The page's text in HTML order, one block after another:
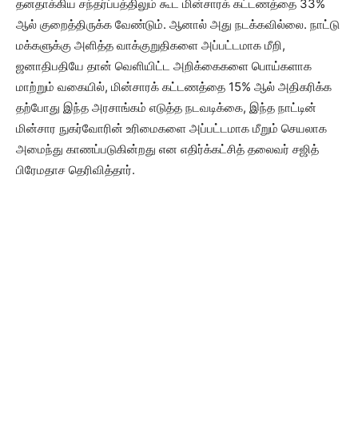
தனதாக்கிய சந்தர்ப்பத்திலும் கூட ​​மின்சாரக் கட்டணத்தை 33%
ஆல் குறைத்திருக்க வேண்டும். ஆனால் அது நடக்கவில்லை. நாட்டு
மக்களுக்கு அளித்த வாக்குறுதிகளை அப்பட்டமாக மீறி,
ஜனாதிபதியே தான் வெளியிட்ட அறிக்கைகளை பொய்களாக
மாற்றும் வகையில், மின்சாரக் கட்டணத்தை 15% ஆல் அதிகரிக்க
தற்போது இந்த அரசாங்கம் எடுத்த நடவடிக்கை, இந்த நாட்டின்
மின்சார நுகர்வோரின் உரிமைகளை அப்பட்டமாக மீறும் செயலாக
அமைந்து காணப்படுகின்றது என எதிர்க்கட்சித் தலைவர் சஜித்
பிரேமதாச தெரிவித்தார்.